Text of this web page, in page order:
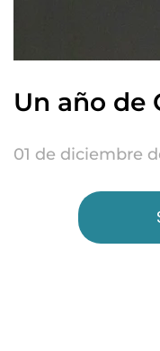
Un año de
01 de diciembre